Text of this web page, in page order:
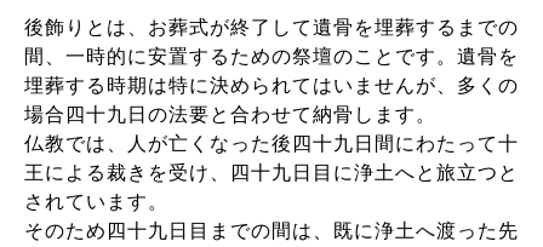
後飾りとは、お葬式が終了して遺骨を埋葬するまでの
間、一時的に安置するための祭壇のことです。遺骨を
埋葬する時期は特に決められてはいませんが、多くの
場合四十九日の法要と合わせて納骨します。
仏教では、人が亡くなった後四十九日間にわたって十
王による裁きを受け、四十九日目に浄土へと旅立つと
されています。
そのため四十九日目までの間は、既に浄土へ渡った先